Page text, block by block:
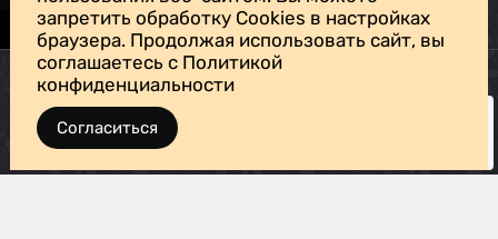
Политика конфиденциальности
Сеть салонов красоты «Анюта»
г. Люберцы, Октябрьский пр-т
г. Железнодорожный, ул. Жилгородок
Для личных вопросов, жалоб и предложений обращайтесь на
нашу почту доверия
запретить обработку Cookies в настройках
браузера. Продолжая использовать сайт, вы
соглашаетесь с Политикой
конфиденциальности
Согласиться